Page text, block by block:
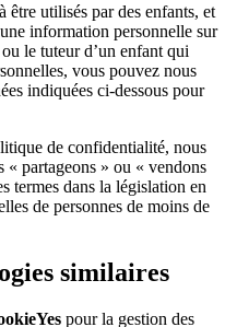
être utilisés par des enfants, et
information personnelle sur
le tuteur d’un enfant qui
vous pouvez nous
indiquées ci-dessous pour
de confidentialité, nous
« partageons » ou « vendons
termes dans la législation en
de personnes de moins de
similaires
pour la gestion des